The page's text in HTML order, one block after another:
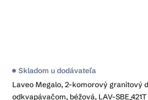
Laveo Megalo, 2-komorový granitový
odkvapávačom, béžová, LAV-SBE_421T
Skladom u dodávateľa